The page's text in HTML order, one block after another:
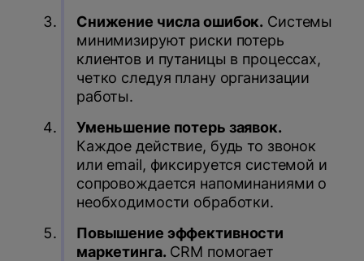
Снижение числа ошибок. Системы
минимизируют риски потерь
клиентов и путаницы в процессах,
четко следуя плану организации
работы.
Уменьшение потерь заявок.
Каждое действие, будь то звонок
или email, фиксируется системой и
сопровождается напоминаниями о
необходимости обработки.
Повышение эффективности
маркетинга. CRM помогает